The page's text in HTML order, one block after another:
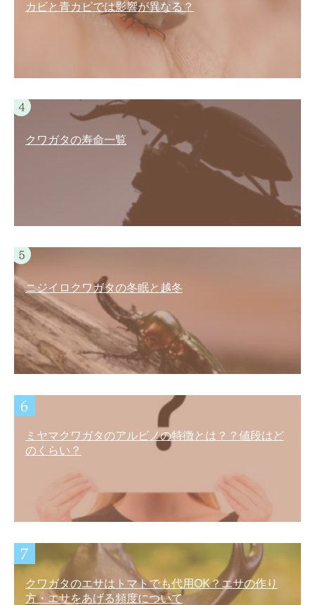
カビと青カビでは影響が異なる？
クワガタの寿命一覧
ニジイロクワガタの冬眠と越冬
ミヤマクワガタのアルビノの特徴とは？？値段はど
のくらい？
クワガタのエサはトマトでも代用OK？エサの作り
方・エサをあげる頻度について